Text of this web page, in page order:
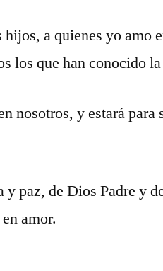
hijos, a quienes yo amo
los que han conocido
nosotros, y estará para
paz, de Dios Padre y
amor.